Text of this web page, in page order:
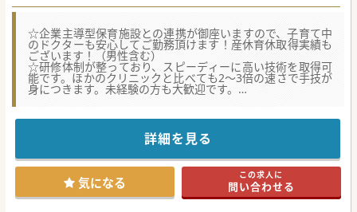
☆企業主導型保育施設との連携が御座いますので、子育て中
のドクターも安心してご勤務頂けます！産休育休取得実績も
ございます！（男性含む）
☆研修体制が整っており、スピーディーに高い技術を取得可
能です。ほかのクリニックと比べても2～3倍の速さで手技が
身につきます。未経験の方も大歓迎です。
☆充実したインセンティブ制度が御座います。技術が身に付
還元される仕組みづくりがなされております。
★☆コンサルタントからのメッセージ★☆
全国で70院以上展開している法人グループで常勤医師を募集
しております。
未経験の方であっても、基本年俸は2,500万円からスタート
します。
詳細を見る
気になる この求人に
問い合わせる